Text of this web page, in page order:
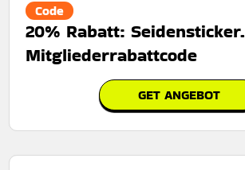
Code
20% Rabatt:
Mitgliederrabattcode
GET ANGEBOT